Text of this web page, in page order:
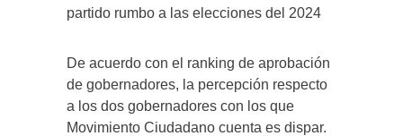
partido rumbo a las elecciones del 2024
De acuerdo con el ranking de aprobación
de gobernadores, la percepción respecto
a los dos gobernadores con los que
Movimiento Ciudadano cuenta es dispar.